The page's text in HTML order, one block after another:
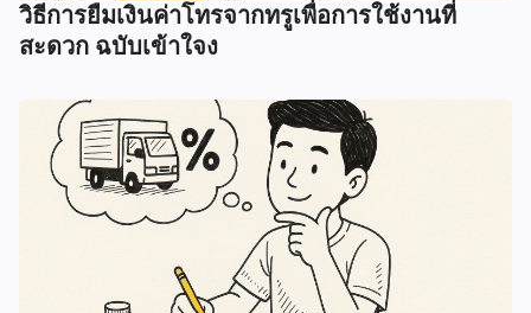
วิธีการยืมเงินค่าโทรจากทรูเพื่อการใช้งานที่
สะดวก ฉบับเข้าใจง